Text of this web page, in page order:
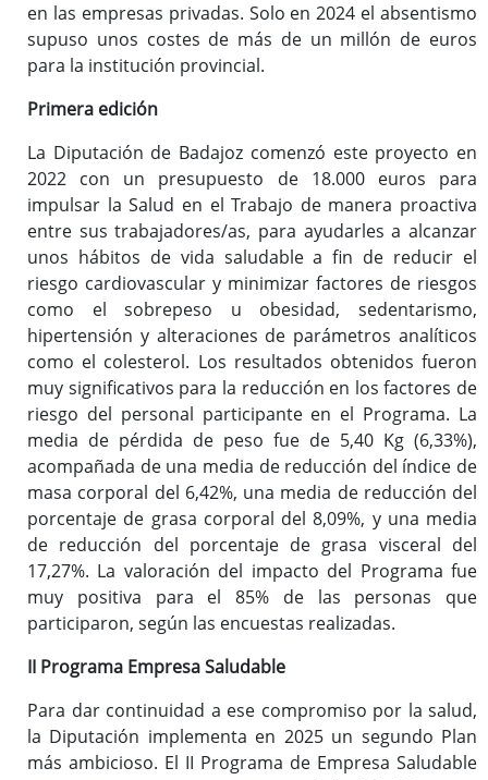
Escuela de Formación Local e Innovación
Carrera profesional horizontal
Expedientes personales
Plan de pensiones
Presentación
Documentos de interés
Enlaces de interés
Normativa
Diputación Saludable
Gestión de conflictos
en las empresas privadas. Solo en 2024 el absentismo
supuso unos costes de más de un millón de euros
para la institución provincial.
Primera edición
La Diputación de Badajoz comenzó este proyecto en
2022 con un presupuesto de 18.000 euros para
impulsar la Salud en el Trabajo de manera proactiva
entre sus trabajadores/as, para ayudarles a alcanzar
unos hábitos de vida saludable a fin de reducir el
riesgo cardiovascular y minimizar factores de riesgos
como el sobrepeso u obesidad, sedentarismo,
hipertensión y alteraciones de parámetros analíticos
como el colesterol. Los resultados obtenidos fueron
muy significativos para la reducción en los factores de
riesgo del personal participante en el Programa. La
media de pérdida de peso fue de 5,40 Kg (6,33%),
acompañada de una media de reducción del índice de
masa corporal del 6,42%, una media de reducción del
porcentaje de grasa corporal del 8,09%, y una media
de reducción del porcentaje de grasa visceral del
17,27%. La valoración del impacto del Programa fue
muy positiva para el 85% de las personas que
participaron, según las encuestas realizadas.
II Programa Empresa Saludable
Para dar continuidad a ese compromiso por la salud,
la Diputación implementa en 2025 un segundo Plan
más ambicioso. El II Programa de Empresa Saludable